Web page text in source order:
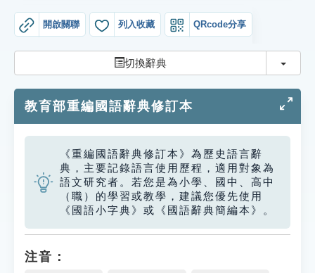
成語故事
索引選單
單字索引
生命大百科索引
遊戲專區
教學應用
貓頭鷹博士
開啟關聯 列入收藏 QRcode分享
切換辭典 切換
教育部重編國語辭典修訂本
《重編國語辭典修訂本》為歷史語言辭
典，主要記錄語言使用歷程，適用對象為
語文研究者。若您是為小學、國中、高中
（職）的學習或教學，建議您優先使用
《國語小字典》或《國語辭典簡編本》。
注音：